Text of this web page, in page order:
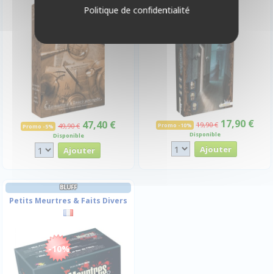
Promo -5% 49,90 € 47,40 €
Disponible
Promo -10% 19,90 € 17,90 €
Disponible
BLUFF
Petits Meurtres & Faits Divers
-10%
Politique de confidentialité